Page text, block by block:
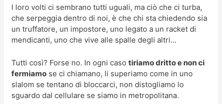
I loro volti ci sembrano tutti uguali, ma ciò che ci turba,
che serpeggia dentro di noi, è che chi sta chiedendo sia
un truffatore, un impostore, uno legato a un racket di
mendicanti, uno che vive alle spalle degli altri…
Tutti così? Forse no. In ogni casotiriamo dritto e non ci
fermiamo se ci chiamano, li superiamo come in uno
slalom se tentano di bloccarci, non distogliamo lo
sguardo dal cellulare se siamo in metropolitana.